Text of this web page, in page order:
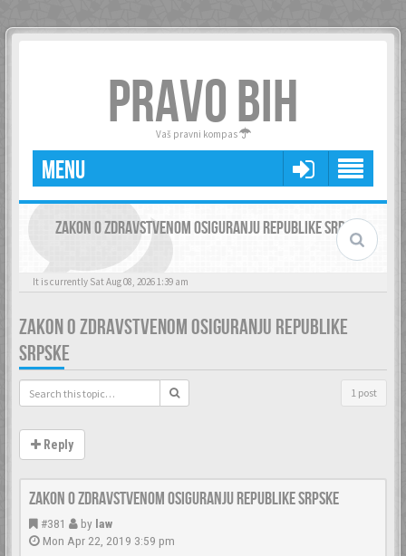
PRAVO BIH
Vaš pravni kompas
MENU
ZAKON O ZDRAVSTVENOM OSIGURANJU REPUBLIKE SRPSKE
It is currently Sat Aug 08, 2026 1:39 am
ZAKON O ZDRAVSTVENOM OSIGURANJU REPUBLIKE
SRPSKE
1 post
Reply
Zakon o zdravstvenom osiguranju Republike Srpske
#381 by law
Mon Apr 22, 2019 3:59 pm